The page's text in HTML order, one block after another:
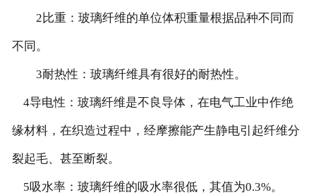
产品展示
2比重：玻璃纤维的单位体积重量根据品种不同而
不同。
3耐热性：玻璃纤维具有很好的耐热性。
4导电性：玻璃纤维是不良导体，在电气工业中作绝
缘材料，在织造过程中，经摩擦能产生静电引起纤维分
裂起毛、甚至断裂。
5吸水率：玻璃纤维的吸水率很低，其值为0.3%。